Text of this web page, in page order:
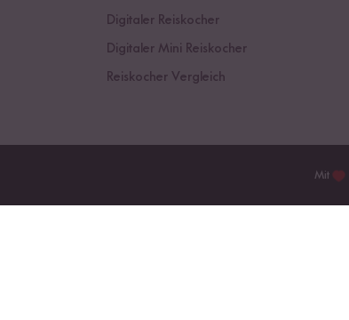
Digitaler Reiskocher
Digitaler Mini Reiskocher
Reiskocher Vergleich
Mit